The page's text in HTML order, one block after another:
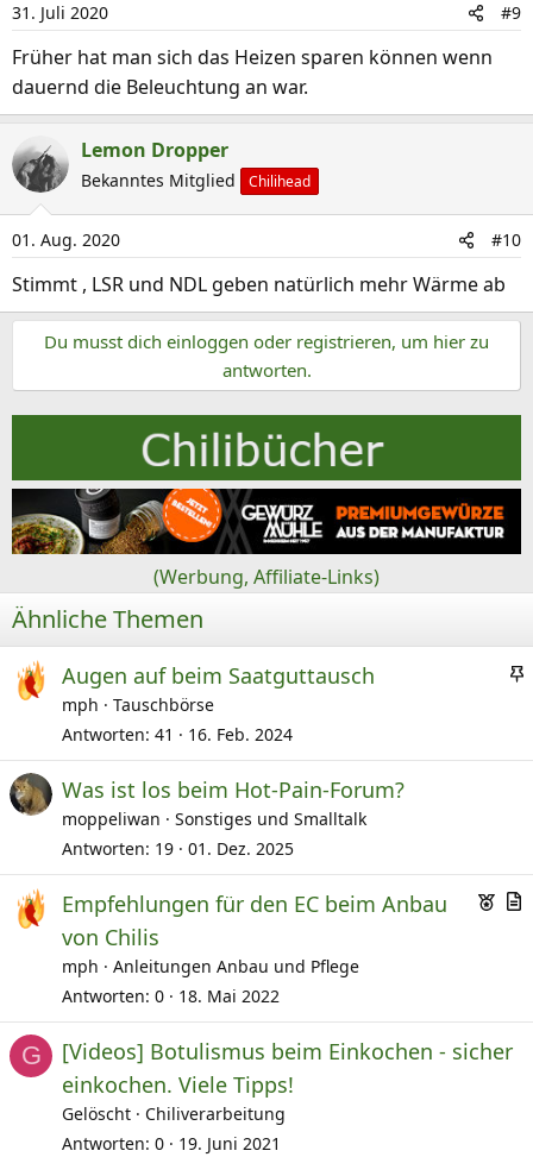
31. Juli 2020 #9
Früher hat man sich das Heizen sparen können wenn
dauernd die Beleuchtung an war.
Lemon Dropper
Bekanntes Mitglied Chilihead
01. Aug. 2020 #10
Stimmt , LSR und NDL geben natürlich mehr Wärme ab
Du musst dich einloggen oder registrieren, um hier zu
antworten.
(Werbung, Affiliate-Links)
Ähnliche Themen
A
e
n
Augen auf beim Saatguttausch
mph
Tauschbörse
Antworten 41 16. Feb. 2024
Was ist los beim Hot-Pain-Forum?
moppeliwan
Sonstiges und Smalltalk
Antworten 19 01. Dez. 2025
E
o
h
k
Empfehlungen für den EC beim Anbau
von Chilis
mph
Anleitungen Anbau und Pflege
Antworten 0 18. Mai 2022
G
[Videos] Botulismus beim Einkochen - sicher
einkochen. Viele Tipps!
Gelöscht
Chiliverarbeitung
Antworten 0 19. Juni 2021